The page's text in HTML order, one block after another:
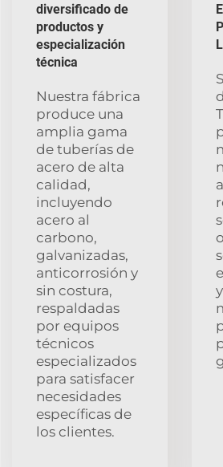
diversificado de
productos y
especialización
técnica
Nuestra fábrica
produce una
amplia gama
de tuberías de
acero de alta
calidad,
incluyendo
acero al
carbono,
galvanizadas,
anticorrosión y
sin costura,
respaldadas
por equipos
técnicos
especializados
para satisfacer
necesidades
específicas de
los clientes.